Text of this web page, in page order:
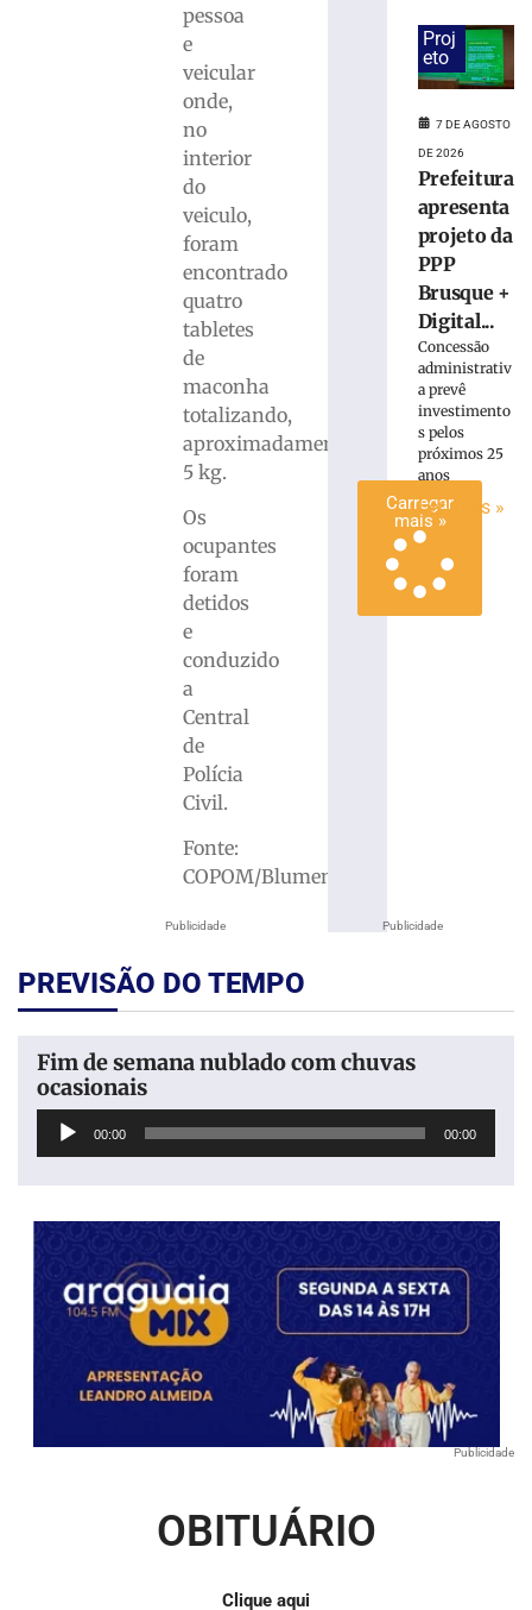
Publicidade
pessoa
e
veicular
onde,
no
interior
do
veiculo,
foram
encontrado
quatro
tabletes
de
maconha
totalizando,
aproximadamente,
5 kg.
Os
ocupantes
foram
detidos
e
conduzido
a
Central
de
Polícia
Civil.
Fonte:
COPOM/Blumenau
cadáver
condenado
prisão
Carregar
mais »
Publicidade
Proj
eto
7 DE AGOSTO
DE 2026
Prefeitura
apresenta
projeto da
PPP
Brusque +
Digital...
Concessão
administrativ
a prevê
investimento
s pelos
próximos 25
anos
Ler mais »
PREVISÃO DO TEMPO
Fim de semana nublado com chuvas
ocasionais
Tocador
00:00 00:00
Publicidade
OBITUÁRIO
Clique aqui